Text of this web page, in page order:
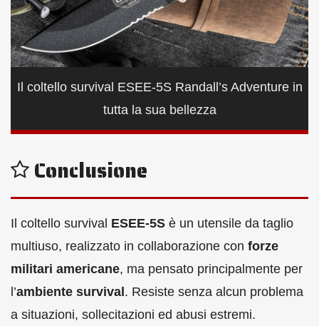
Il coltello survival ESEE-5S Randall’s Adventure in
tutta la sua bellezza
Conclusione
Il coltello survival ESEE-5S è un utensile da taglio
multiuso, realizzato in collaborazione con forze
militari americane, ma pensato principalmente per
l’ambiente survival . Resiste senza alcun problema
a situazioni, sollecitazioni ed abusi estremi.